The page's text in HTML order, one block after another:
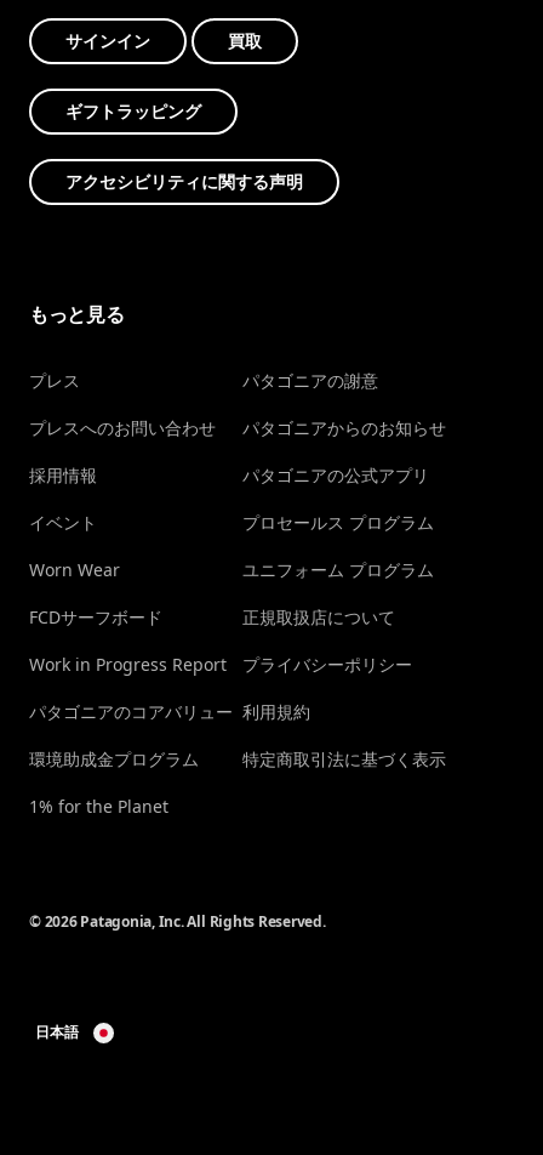
サインイン 買取
ギフトラッピング
アクセシビリティに関する声明
もっと見る
プレス
プレスへのお問い合わせ
採用情報
イベント
Worn Wear
FCDサーフボード
Work in Progress Report
パタゴニアのコアバリュー
環境助成金プログラム
1% for the Planet
パタゴニアの謝意
パタゴニアからのお知らせ
パタゴニアの公式アプリ
プロセールス プログラム
ユニフォーム プログラム
正規取扱店について
プライバシーポリシー
利用規約
特定商取引法に基づく表示
© 2026 Patagonia, Inc. All Rights Reserved.
日本語